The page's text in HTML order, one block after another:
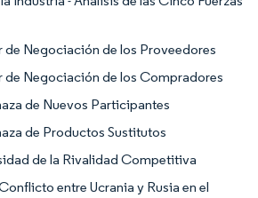
de Negociación de los Proveedores
de Negociación de los Compradores
de Nuevos Participantes
de Productos Sustitutos
de la Rivalidad Competitiva
entre Ucrania y Rusia en el